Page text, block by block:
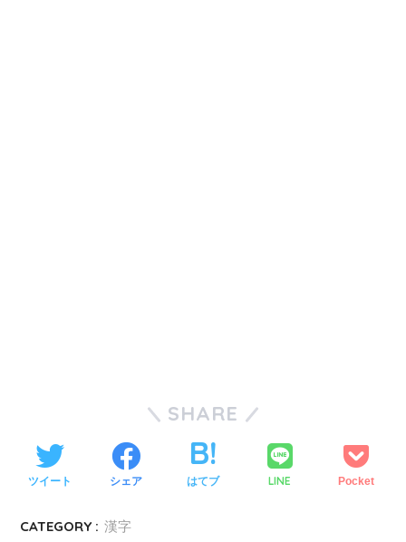
SHARE
ツイート シェア はてブ LINE Pocket
CATEGORY : 漢字